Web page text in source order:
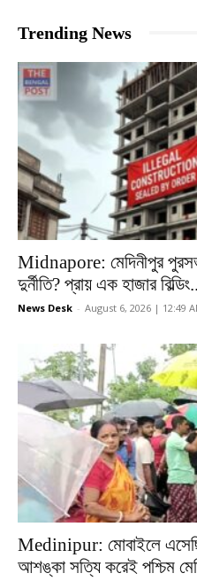
Trending News
Midnapore: মেদিনীপুর
দুর্নীতি? প্রায় এক হাজার
News Desk - August 6, 2026 | 12:49
Medinipur: মোবাইলে
আশঙ্কা সত্যি করেই পশ্চিম